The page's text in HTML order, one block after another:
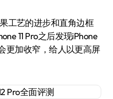
工艺的进步和直角边框
11 Pro之后发现iPhone
更加收窄，给人以更高屏